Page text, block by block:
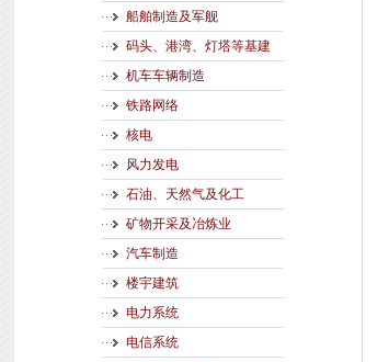
船舶制造及军舰
码头、港湾、灯塔等基建
机车车辆制造
铁路网络
核电
风力发电
石油、天然气及化工
矿物开采及冶炼业
汽车制造
楼宇建筑
电力系统
电信系统